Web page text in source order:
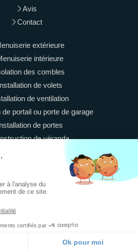
Avis
Contact
extérieure
intérieure
des combles
de volets
de ventilation
de portail ou porte de garage
de portes
de véranda
Luxeuil-les-Bains, Vittel, Is-sur-Tille,
Chaumont, Saint-Vit, Baume-
Mentions légales
du site par Simplébo